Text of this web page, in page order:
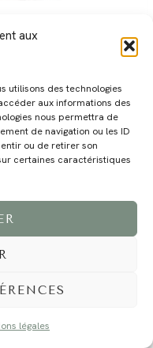
aux
utilisons des technologies
aux informations des
nous permettra de
de navigation ou les ID
ou de retirer son
certaines caractéristiques
légales
BLOG CONTACT
Nice - Côte d'Azur -